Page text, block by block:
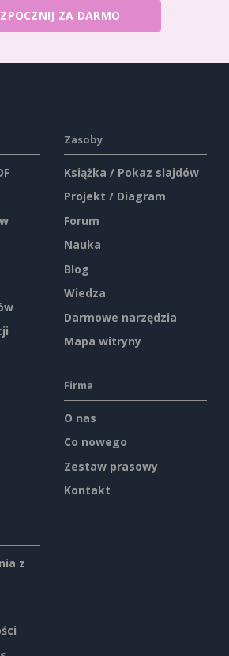
ZA DARMO
Zasoby
Książka / Pokaz slajdów
Projekt / Diagram
Forum
Nauka
Blog
Wiedza
Darmowe narzędzia
Mapa witryny
Firma
O nas
Co nowego
Zestaw prasowy
Kontakt
z